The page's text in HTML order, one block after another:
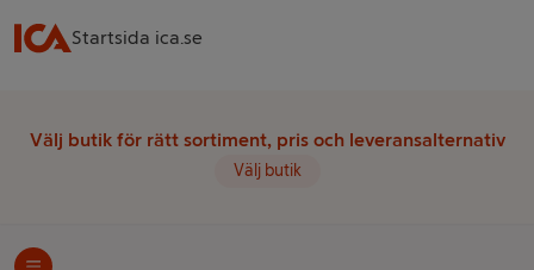
Startsida ica.se
Välj butik för rätt sortiment, pris och leveransalternativ
Välj butik